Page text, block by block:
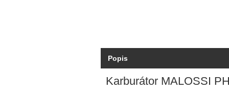
Popis
Karburátor MALOSSI